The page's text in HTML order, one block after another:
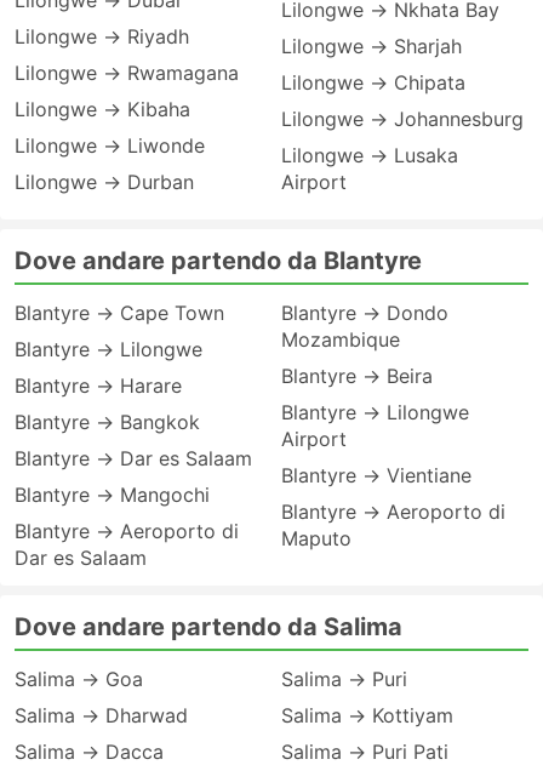
Lilongwe → Riyadh
Lilongwe → Rwamagana
Lilongwe → Kibaha
Lilongwe → Liwonde
Lilongwe → Durban
Lilongwe → Nkhata Bay
Lilongwe → Sharjah
Lilongwe → Chipata
Lilongwe → Johannesburg
Lilongwe → Lusaka
Airport
Dove andare partendo da Blantyre
Blantyre → Cape Town
Blantyre → Lilongwe
Blantyre → Harare
Blantyre → Bangkok
Blantyre → Dar es Salaam
Blantyre → Mangochi
Blantyre → Aeroporto di
Dar es Salaam
Blantyre → Dondo
Mozambique
Blantyre → Beira
Blantyre → Lilongwe
Airport
Blantyre → Vientiane
Blantyre → Aeroporto di
Maputo
Dove andare partendo da Salima
Salima → Goa
Salima → Dharwad
Salima → Dacca
Salima → Puri
Salima → Kottiyam
Salima → Puri Pati